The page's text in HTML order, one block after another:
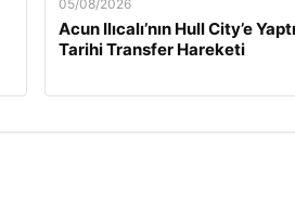
05/08/2026
Acun Ilıcalı’nın Hull City’e
Tarihi Transfer Hareketi